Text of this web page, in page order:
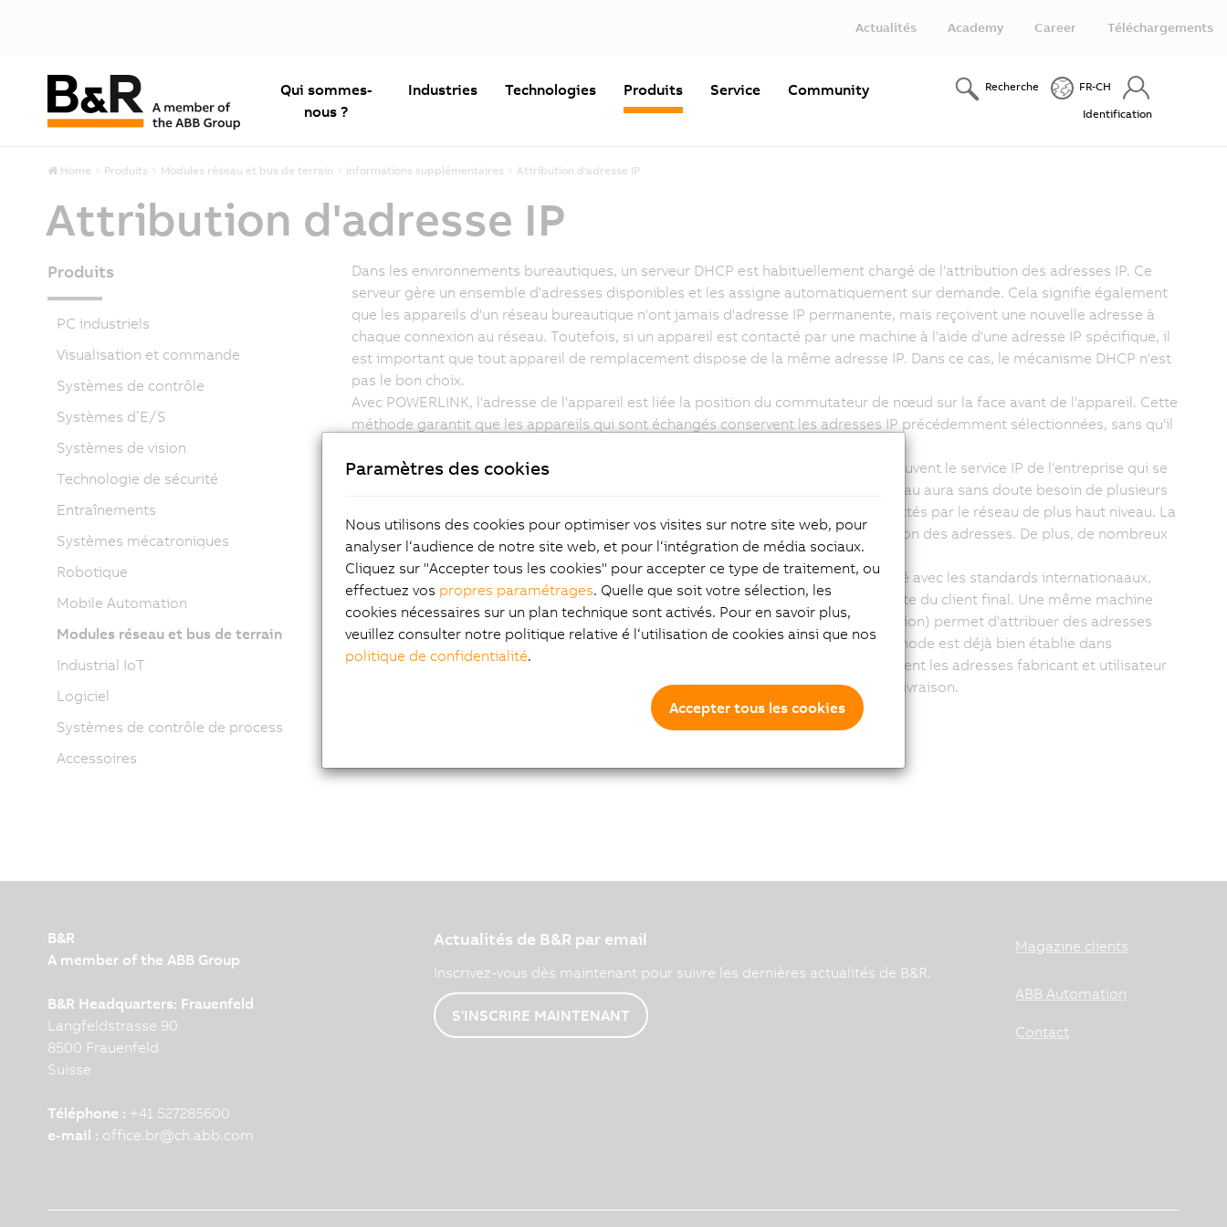
Actualités Academy Career Téléchargements
Qui sommes-
nous ?
Industries Technologies Produits Service Community Recherche FR-CH
Identification
Home Produits Modules réseau et bus de terrain Informations supplémentaires Attribution d'adresse IP
Attribution d'adresse IP
Dans les environnements bureautiques, un serveur DHCP est habituellement chargé de l'attribution des adresses IP. Ce
serveur gère un ensemble d'adresses disponibles et les assigne automatiquement sur demande. Cela signifie également
que les appareils d'un réseau bureautique n'ont jamais d'adresse IP permanente, mais reçoivent une nouvelle adresse à
chaque connexion au réseau. Toutefois, si un appareil est contacté par une machine à l'aide d'une adresse IP spécifique, il
est important que tout appareil de remplacement dispose de la même adresse IP. Dans ce cas, le mécanisme DHCP n'est
pas le bon choix.
Avec POWERLINK, l'adresse de l'appareil est liée la position du commutateur de nœud sur la face avant de l'appareil. Cette
méthode garantit que les appareils qui sont échangés conservent les adresses IP précédemment sélectionnées, sans qu'il
Depuis que le nombre d'adresses IP disponibles dans le monde est limité, c'est souvent le service IP de l'entreprise qui se
charge d'allouer ces adresses. Un ingénieur utilisant Ethernet pour la mise en réseau aura sans doute besoin de plusieurs
adresses IP pour que les appareils et modules de sa machine puissent être contactés par le réseau de plus haut niveau. La
production en série peut entraîner un roulement encore plus rapide dans l'utilisation des adresses. De plus, de nombreux
services IT sous-estiment les besoins pour ce type de services.
POWERLINK assigne les adresses locales IP au niveau de la machine en conformité avec les standards internationaaux,
que la machine soit connectée au réseau de production du fournisseur ou sur le site du client final. Une même machine
utilise toujours les mêmes adresses IP locales. La NAT (Network Address Translation) permet d'attribuer des adresses
mondiales à des adresses internes locales sur le réseau de la machine. Cette méthode est déjà bien établie dans
l'environnement Internet. Avec POWERLINK, elle est utilisée pour séparer proprement les adresses fabricant et utilisateur
final, sans qu'un processus à rallonge de reconfiguration soit nécessaire après la livraison.
Produits
PC industriels
Visualisation et commande
Systèmes de contrôle
Systèmes d’E/S
Systèmes de vision
Technologie de sécurité
Entraînements
Systèmes mécatroniques
Robotique
Mobile Automation
Modules réseau et bus de terrain
Industrial IoT
Logiciel
Systèmes de contrôle de process
Accessoires
B&R
A member of the ABB Group
B&R Headquarters: Frauenfeld
Langfeldstrasse 90
8500 Frauenfeld
Suisse
Téléphone : +41 527285600
e-mail : office.br@ch.abb.com
Actualités de B&R par email
Inscrivez-vous dès maintenant pour suivre les dernières actualités de B&R.
S'INSCRIRE MAINTENANT
Magazine clients
ABB Automation
Contact
Paramètres des cookies
Nous utilisons des cookies pour optimiser vos visites sur notre site web, pour
analyser l‘audience de notre site web, et pour l‘intégration de média sociaux.
Cliquez sur "Accepter tous les cookies" pour accepter ce type de traitement, ou
effectuez vos propres paramétrages. Quelle que soit votre sélection, les
cookies nécessaires sur un plan technique sont activés. Pour en savoir plus,
veuillez consulter notre politique relative é l‘utilisation de cookies ainsi que nos
politique de confidentialité.
Accepter tous les cookies